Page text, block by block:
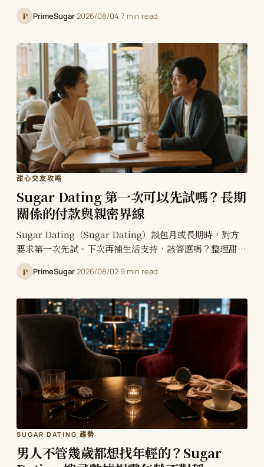
後零用沒給，墊的房錢也沒還。這類情況的起點通常是見面
前沒有把金額談定——女方不好意思開口、預設對方會主動
P PrimeSugar·2026/08/04·7 min read
甜心交友攻略
Sugar Dating 第一次可以先試嗎？長期
關係的付款與親密界線
Sugar Dating（Sugar Dating）談包月或長期時，對方
要求第一次先試、下次再補生活支持，該答應嗎？整理甜心
與 Sugar Daddy 的付款節點、親密界線與防白嫖判斷。
P PrimeSugar·2026/08/02·9 min read
SUGAR DATING 趨勢
男人不管幾歲都想找年輕的？Sugar